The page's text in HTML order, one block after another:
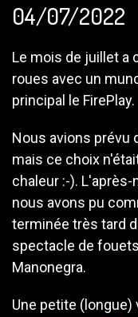
04/07/2022
Le mois de juillet a
roues avec un
principal le FirePlay.
Nous avions prévu
mais ce choix
chaleur :-).
nous avons pu
terminée très tard
spectacle de
Manonegra.
Une petite